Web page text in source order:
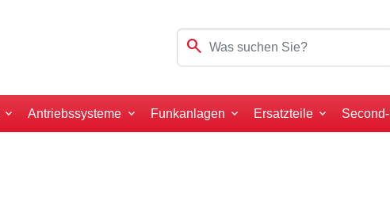
search
Antriebssysteme Funkanlagen Ersatzteile